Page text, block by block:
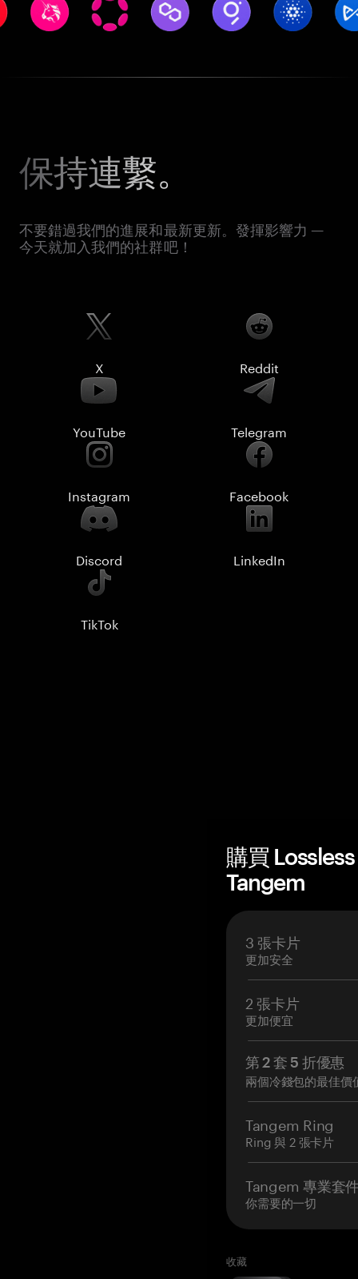
保持連繫。
不要錯過我們的進展和最新更新。發揮影響力 —
今天就加入我們的社群吧！
X Reddit
YouTube Telegram
Instagram Facebook
Discord LinkedIn
TikTok
購買
Tangem
3 張卡片
更加安全
2 張卡片
更加便宜
第 2 套 5 折優惠
兩個冷錢包的最佳價
Tangem Ring
Ring 與 2 張卡片
Tangem 專業套
你需要的一切
收藏